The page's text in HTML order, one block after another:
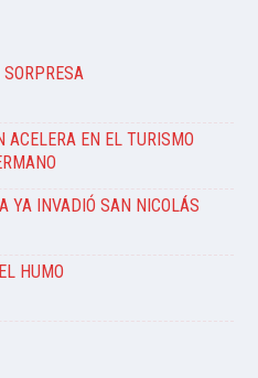
EN EL TURISMO
YA INVADIÓ SAN NICOLÁS
HUMO